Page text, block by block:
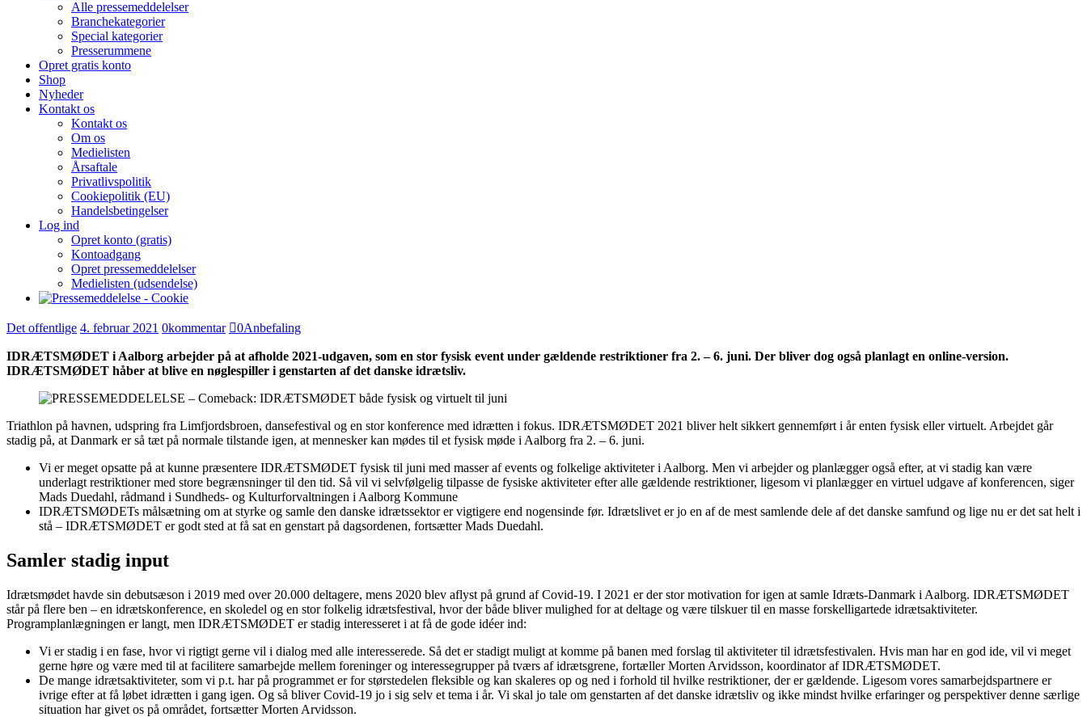
Alle pressemeddelelser
Branchekategorier
Special kategorier
Presserummene
Opret gratis konto
Shop
Nyheder
Kontakt os
Kontakt os
Om os
Medielisten
Årsaftale
Privatlivspolitik
Cookiepolitik (EU)
Handelsbetingelser
Log ind
Opret konto (gratis)
Kontoadgang
Opret pressemeddelelser
Medielisten (udsendelse)
Det offentlige 4. februar 2021 0kommentar 0Anbefaling
IDRÆTSMØDET i Aalborg arbejder på at afholde 2021-udgaven, som en stor fysisk event under gældende restriktioner fra 2. – 6. juni. Der bliver dog også planlagt en online-version.
IDRÆTSMØDET håber at blive en nøglespiller i genstarten af det danske idrætsliv.
Triathlon på havnen, udspring fra Limfjordsbroen, dansefestival og en stor konference med idrætten i fokus. IDRÆTSMØDET 2021 bliver helt sikkert gennemført i år enten fysisk eller virtuelt. Arbejdet går
stadig på, at Danmark er så tæt på normale tilstande igen, at mennesker kan mødes til et fysisk møde i Aalborg fra 2. – 6. juni.
Vi er meget opsatte på at kunne præsentere IDRÆTSMØDET fysisk til juni med masser af events og folkelige aktiviteter i Aalborg. Men vi arbejder og planlægger også efter, at vi stadig kan være
underlagt restriktioner med store begrænsninger til den tid. Så vil vi selvfølgelig tilpasse de fysiske aktiviteter efter alle gældende restriktioner, ligesom vi planlægger en virtuel udgave af konferencen, siger
Mads Duedahl, rådmand i Sundheds- og Kulturforvaltningen i Aalborg Kommune
IDRÆTSMØDETs målsætning om at styrke og samle den danske idrætssektor er vigtigere end nogensinde før. Idrætslivet er jo en af de mest samlende dele af det danske samfund og lige nu er det sat helt i
stå – IDRÆTSMØDET er godt sted at få sat en genstart på dagsordenen, fortsætter Mads Duedahl.
Samler stadig input
Idrætsmødet havde sin debutsæson i 2019 med over 20.000 deltagere, mens 2020 blev aflyst på grund af Covid-19. I 2021 er der stor motivation for igen at samle Idræts-Danmark i Aalborg. IDRÆTSMØDET
står på flere ben – en idrætskonference, en skoledel og en stor folkelig idrætsfestival, hvor der både bliver mulighed for at deltage og være tilskuer til en masse forskelligartede idrætsaktiviteter.
Programplanlægningen er langt, men IDRÆTSMØDET er stadig interesseret i at få de gode idéer ind:
Vi er stadig i en fase, hvor vi rigtigt gerne vil i dialog med alle interesserede. Så det er stadigt muligt at komme på banen med forslag til aktiviteter til idrætsfestivalen. Hvis man har en god ide, vil vi meget
gerne høre og være med til at facilitere samarbejde mellem foreninger og interessegrupper på tværs af idrætsgrene, fortæller Morten Arvidsson, koordinator af IDRÆTSMØDET.
De mange idrætsaktiviteter, som vi p.t. har på programmet er for størstedelen fleksible og kan skaleres op og ned i forhold til hvilke restriktioner, der er gældende. Ligesom vores samarbejdspartnere er
ivrige efter at få løbet idrætten i gang igen. Og så bliver Covid-19 jo i sig selv et tema i år. Vi skal jo tale om genstarten af det danske idrætsliv og ikke mindst hvilke erfaringer og perspektiver denne særlige
situation har givet os på området, fortsætter Morten Arvidsson.